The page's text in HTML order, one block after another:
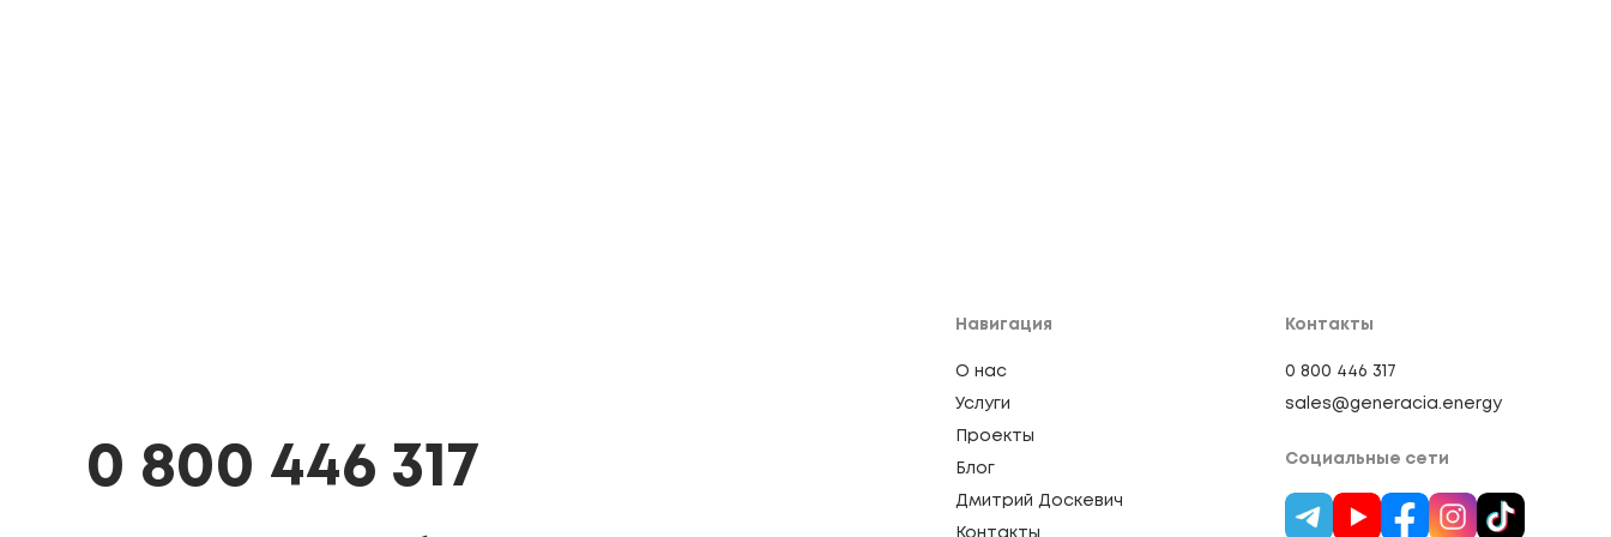
0 800 446 317
Навигация
О нас
Услуги
Проекты
Блог
Дмитрий Доскевич
Контакты
Контакты
0 800 446 317
sales@generacia.energy
Социальные сети